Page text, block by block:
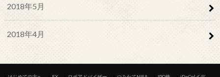
2018年5月
2018年4月